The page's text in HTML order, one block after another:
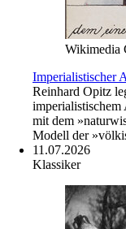
Wikimedia
Imperialistischer
Reinhard Opitz
imperialistischem
mit dem
Modell der
11.07.2026
Klassiker